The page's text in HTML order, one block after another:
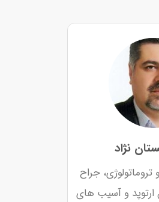
نژاد
جراح
و آسیب های